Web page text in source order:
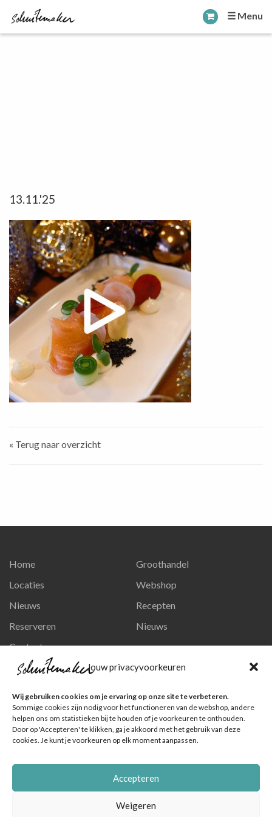
Jouw privacyvoorkeuren
Wij gebruiken cookies om je ervaring op onze site te verbeteren.
Sommige cookies zijn nodig voor het functioneren van de webshop, andere
helpen ons om statistieken bij te houden of je voorkeuren te onthouden.
Door op 'Accepteren' te klikken, ga je akkoord met het gebruik van deze
cookies. Je kunt je voorkeuren op elk moment aanpassen.
Accepteren
Weigeren
☰ Menu
13.11.'25
« Terug naar overzicht
Home
Locaties
Nieuws
Reserveren
Contact
Privacy en persoonsgegevens
Groothandel
Webshop
Recepten
Nieuws
Ga naar onze pagina
Volg ons op Instagram
Ga naar onze pagina